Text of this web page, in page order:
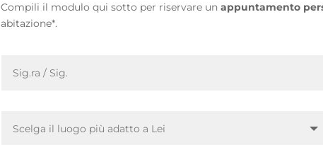
Compili il modulo qui sotto per riservare un appuntamento
abitazione*.